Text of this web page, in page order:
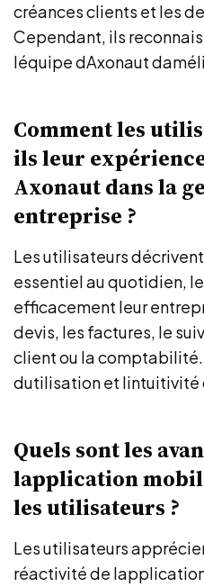
créances clients et les
Cependant, ils
léquipe dAxonaut
Comment les
ils leur
Axonaut dans la
entreprise ?
Les utilisateurs
essentiel au quotidien,
efficacement leur
devis, les factures, le
client ou la
dutilisation et lintuitivité
Quels sont les
lapplication
les utilisateurs ?
Les utilisateurs
réactivité de